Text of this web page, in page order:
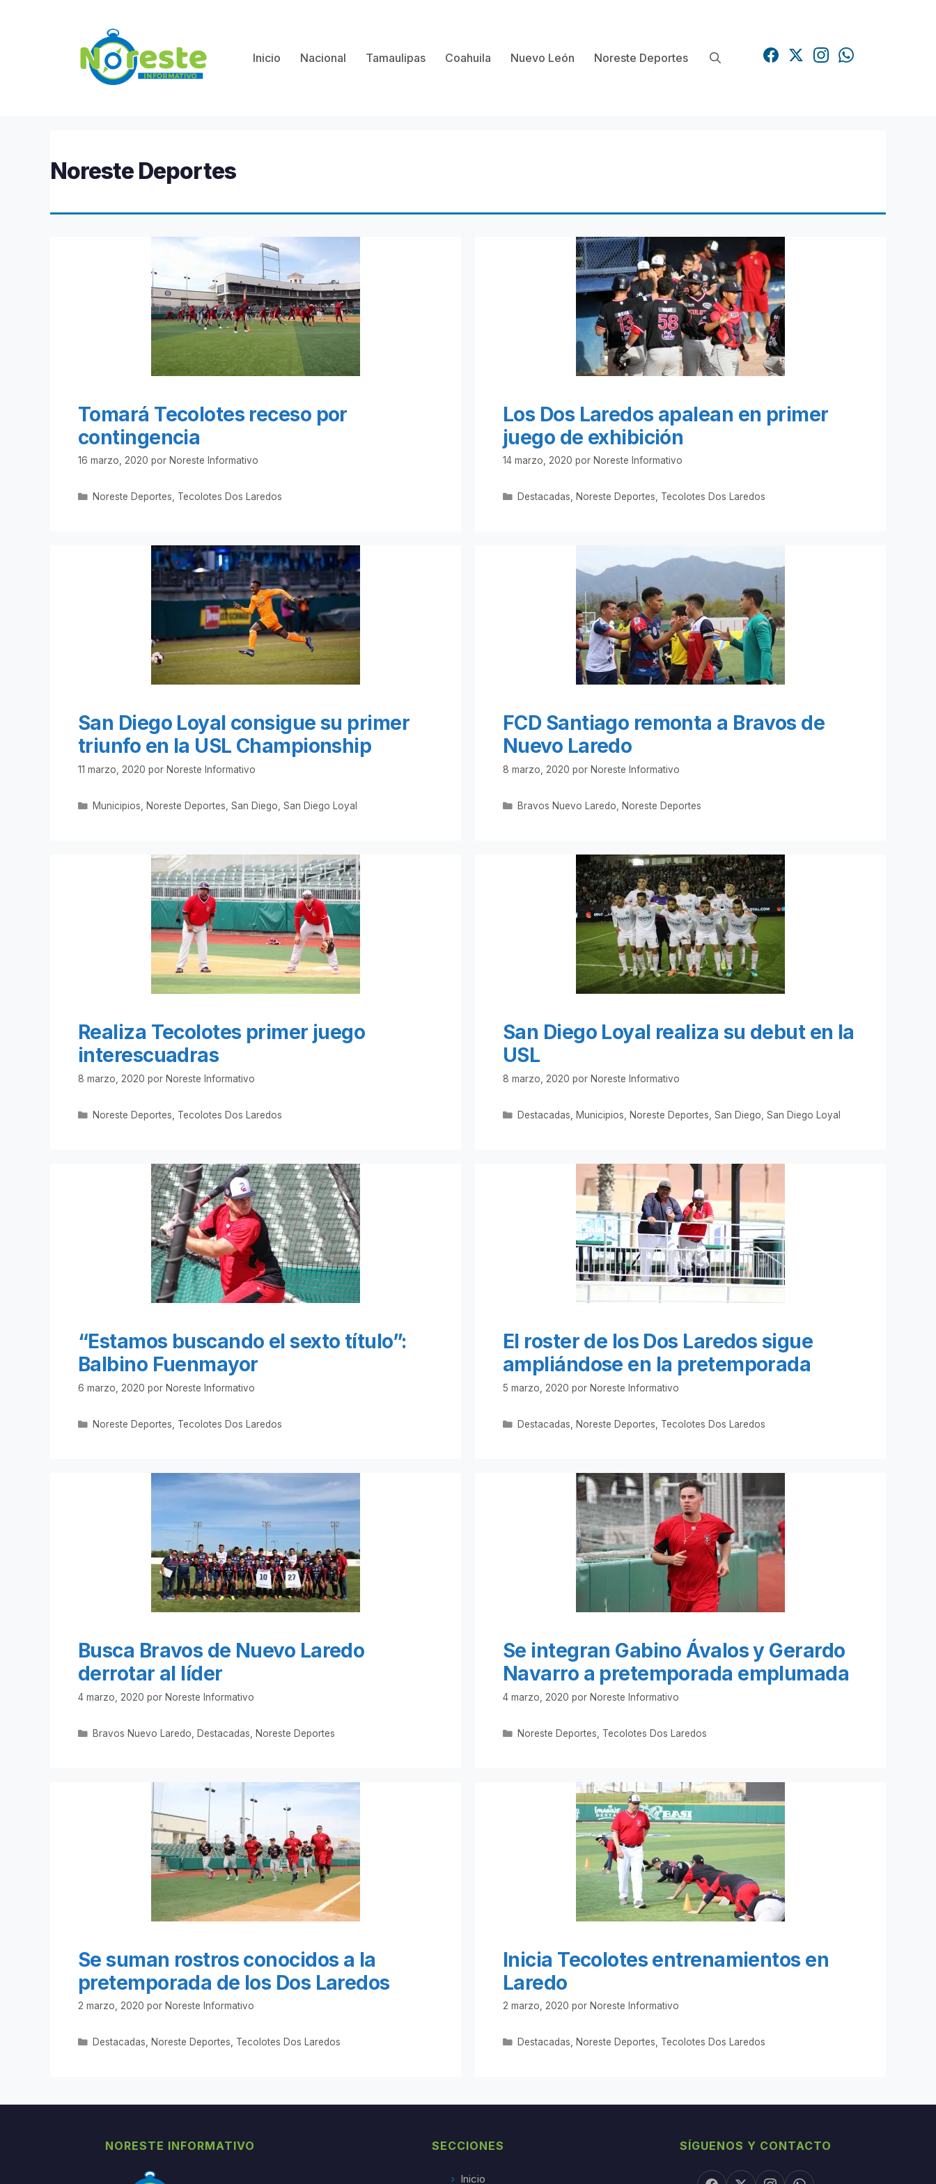
Inicio
Nacional Tamaulipas Coahuila Nuevo León Noreste Deportes
Noreste Deportes
Tomará Tecolotes receso por
contingencia
16 marzo, 2020 por Noreste Informativo
Categorías
Noreste Deportes, Tecolotes Dos Laredos
Los Dos Laredos apalean en primer
juego de exhibición
14 marzo, 2020 por Noreste Informativo
Categorías
Destacadas, Noreste Deportes, Tecolotes Dos Laredos
San Diego Loyal consigue su primer
triunfo en la USL Championship
11 marzo, 2020 por Noreste Informativo
Categorías
Municipios Noreste Deportes ,San Diego ,San Diego Loyal
FCD Santiago remonta a Bravos de
Nuevo Laredo
8 marzo, 2020 por Noreste Informativo
Categorías
Bravos Nuevo Laredo Noreste Deportes
Realiza Tecolotes primer juego
interescuadras
8 marzo, 2020 por Noreste Informativo
Categorías
Noreste Deportes Tecolotes Dos Laredos
San Diego Loyal realiza su debut en la
USL
8 marzo, 2020 por Noreste Informativo
Categorías
Destacadas Municipios Noreste Deportes ,San Diego ,San Diego Loyal
“Estamos buscando el sexto título”:
Balbino Fuenmayor
6 marzo, 2020 por Noreste Informativo
Categorías
Noreste Deportes Tecolotes Dos Laredos
El roster de los Dos Laredos sigue
ampliándose en la pretemporada
5 marzo, 2020 por Noreste Informativo
Categorías
Destacadas Noreste Deportes Tecolotes Dos Laredos
Busca Bravos de Nuevo Laredo
derrotar al líder
4 marzo, 2020 por Noreste Informativo
Categorías
Bravos Nuevo Laredo ,Destacadas ,Noreste Deportes
Se integran Gabino Ávalos y Gerardo
Navarro a pretemporada emplumada
4 marzo, 2020 por Noreste Informativo
Categorías
Noreste Deportes Tecolotes Dos Laredos
Se suman rostros conocidos a la
pretemporada de los Dos Laredos
2 marzo, 2020 por Noreste Informativo
Categorías
Destacadas, Noreste Deportes, Tecolotes Dos Laredos
Inicia Tecolotes entrenamientos en
Laredo
2 marzo, 2020 por Noreste Informativo
Categorías
Destacadas, Noreste Deportes, Tecolotes Dos Laredos
NORESTE INFORMATIVO SECCIONES
Inicio
SÍGUENOS Y CONTACTO